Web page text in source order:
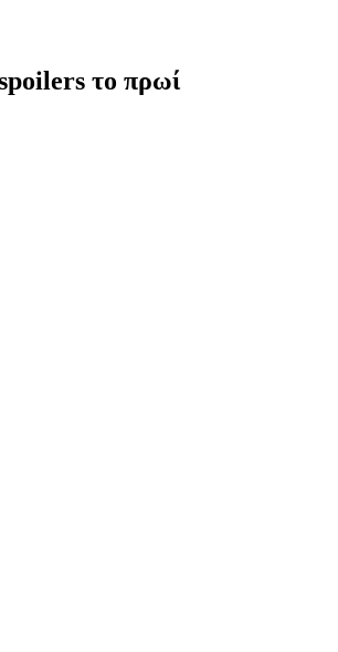
spoilers το πρωί